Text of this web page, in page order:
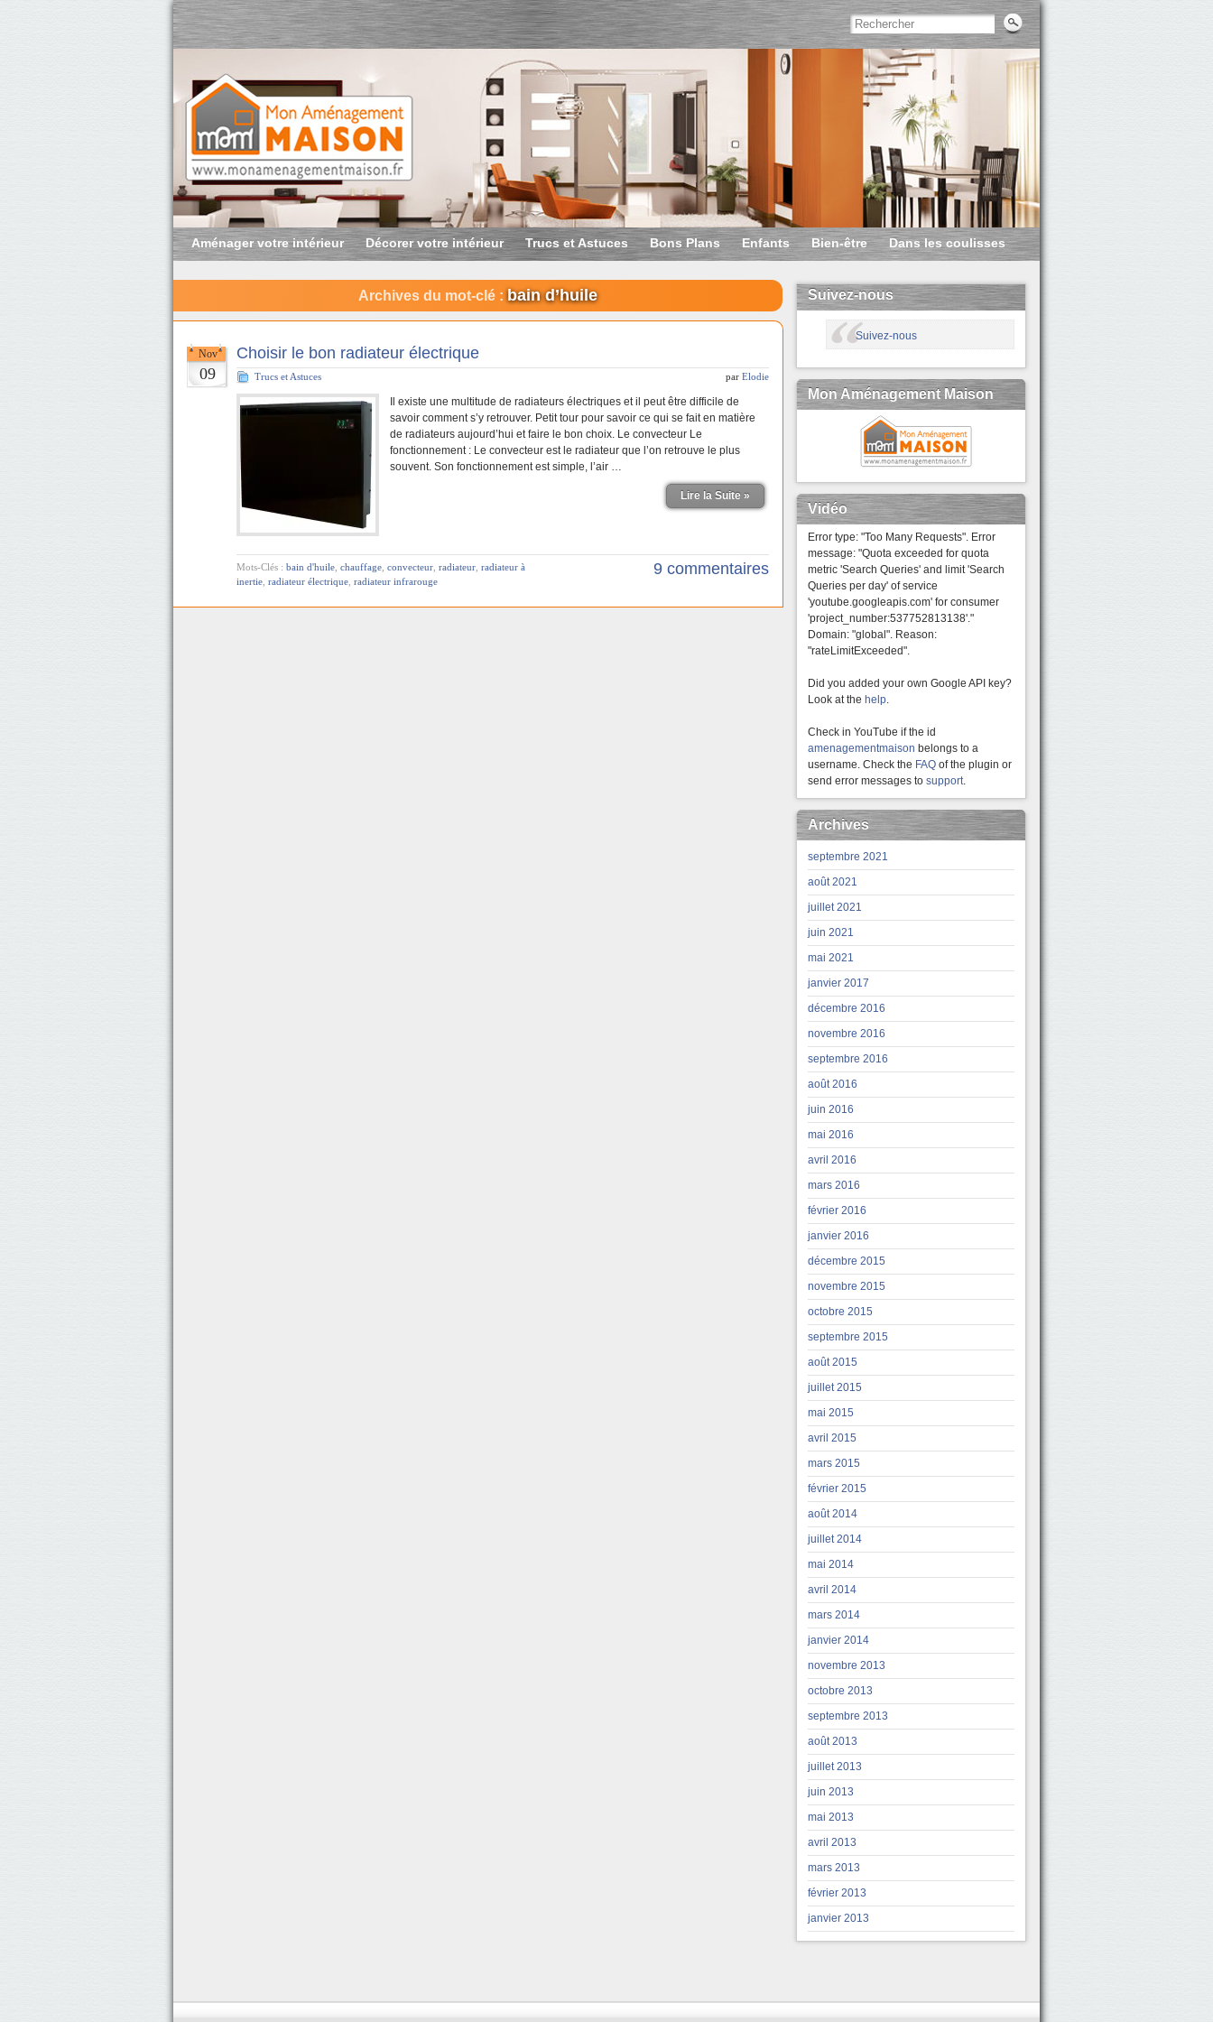
Aménager votre intérieur Décorer votre intérieur Trucs et Astuces Bons Plans Enfants Bien-être Dans les coulisses
Archives du mot-clé : bain d’huile
Nov
09
Choisir le bon radiateur électrique
Trucs et Astuces par Elodie
Il existe une multitude de radiateurs électriques et il peut être difficile de
savoir comment s’y retrouver. Petit tour pour savoir ce qui se fait en matière
de radiateurs aujourd’hui et faire le bon choix. Le convecteur Le
fonctionnement : Le convecteur est le radiateur que l’on retrouve le plus
souvent. Son fonctionnement est simple, l’air …
Lire la Suite »
Mots-Clés : bain d'huile chauffage convecteur radiateur radiateur à
inertie radiateur électrique radiateur infrarouge
9 commentaires
Suivez-nous
Suivez-nous
Mon Aménagement Maison
Vidéo
Error type: "Too Many Requests". Error
message: "Quota exceeded for quota
metric 'Search Queries' and limit 'Search
Queries per day' of service
'youtube.googleapis.com' for consumer
'project_number:537752813138'."
Domain: "global". Reason:
"rateLimitExceeded".
Did you added your own Google API key?
Look at the help.
Check in YouTube if the id
amenagementmaison belongs to a
username. Check the FAQ of the plugin or
send error messages to support.
Archives
septembre 2021
août 2021
juillet 2021
juin 2021
mai 2021
janvier 2017
décembre 2016
novembre 2016
septembre 2016
août 2016
juin 2016
mai 2016
avril 2016
mars 2016
février 2016
janvier 2016
décembre 2015
novembre 2015
octobre 2015
septembre 2015
août 2015
juillet 2015
mai 2015
avril 2015
mars 2015
février 2015
août 2014
juillet 2014
mai 2014
avril 2014
mars 2014
janvier 2014
novembre 2013
octobre 2013
septembre 2013
août 2013
juillet 2013
juin 2013
mai 2013
avril 2013
mars 2013
février 2013
janvier 2013